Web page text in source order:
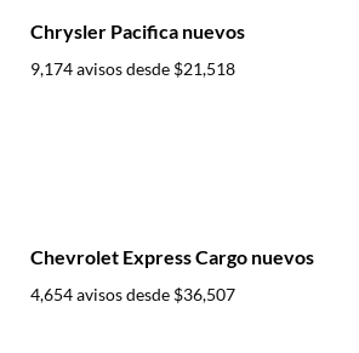
Chrysler Pacifica nuevos
9,174 avisos desde $21,518
Chevrolet Express Cargo nuevos
4,654 avisos desde $36,507